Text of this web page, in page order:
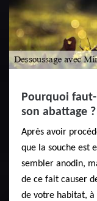
Pourquoi
son abattage ?
Après avoir
que la souche est
sembler anodin,
de ce fait causer
de votre habitat, à